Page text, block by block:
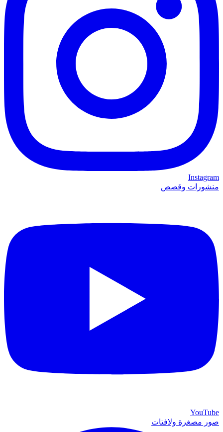
Instagram
منشورات وقصص
YouTube
صور مصغرة ولافتات